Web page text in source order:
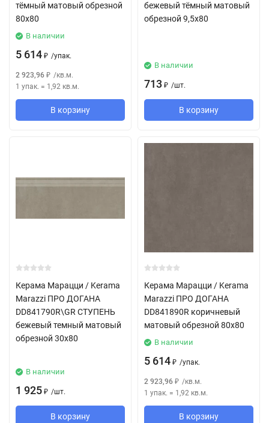
тёмный матовый обрезной
80x80
В наличии
5 614 ₽ /упак.
2 923,96 ₽ /кв.м.
1 упак. = 1,92 кв.м.
В корзину
бежевый тёмный матовый
обрезной 9,5x80
В наличии
713 ₽ /шт.
В корзину
Керама Марацци / Kerama
Marazzi ПРО ДОГАНА
DD841790R\GR СТУПЕНЬ
бежевый темный матовый
обрезной 30x80
В наличии
1 925 ₽ /шт.
В корзину
Керама Марацци / Kerama
Marazzi ПРО ДОГАНА
DD841890R коричневый
матовый обрезной 80x80
В наличии
5 614 ₽ /упак.
2 923,96 ₽ /кв.м.
1 упак. = 1,92 кв.м.
В корзину